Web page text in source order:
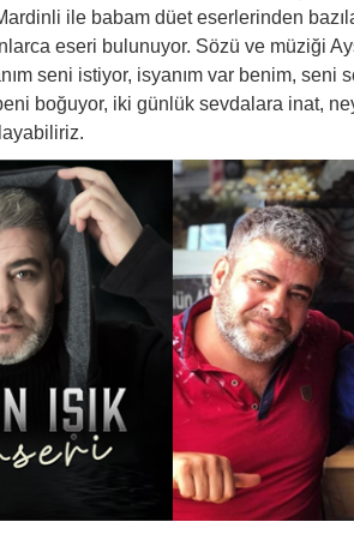
ile babam düet eserlerinden
eseri bulunuyor. Sözü ve müziği
seni istiyor, isyanım var benim, seni
boğuyor, iki günlük sevdalara inat,